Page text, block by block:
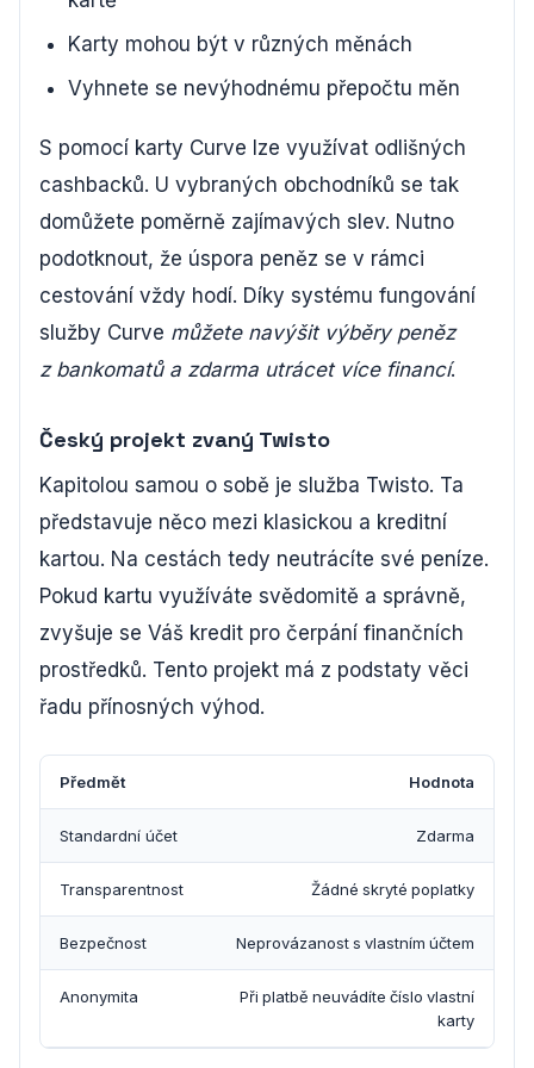
Karty mohou být v různých měnách
Vyhnete se nevýhodnému přepočtu měn
S pomocí karty Curve lze využívat odlišných
cashbacků. U vybraných obchodníků se tak
domůžete poměrně zajímavých slev. Nutno
podotknout, že úspora peněz se v rámci
cestování vždy hodí. Díky systému fungování
služby Curve můžete navýšit výběry peněz
z bankomatů a zdarma utrácet více financí.
Český projekt zvaný Twisto
Kapitolou samou o sobě je služba Twisto. Ta
představuje něco mezi klasickou a kreditní
kartou. Na cestách tedy neutrácíte své peníze.
Pokud kartu využíváte svědomitě a správně,
zvyšuje se Váš kredit pro čerpání finančních
prostředků. Tento projekt má z podstaty věci
řadu přínosných výhod.
Předmět Hodnota
Standardní účet Zdarma
Transparentnost Žádné skryté poplatky
Bezpečnost Neprovázanost s vlastním účtem
Anonymita
Při platbě neuvádíte číslo vlastní
karty